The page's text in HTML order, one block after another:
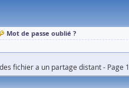
Mot de passe oublié ?
fichier a un partage distant - Page 1